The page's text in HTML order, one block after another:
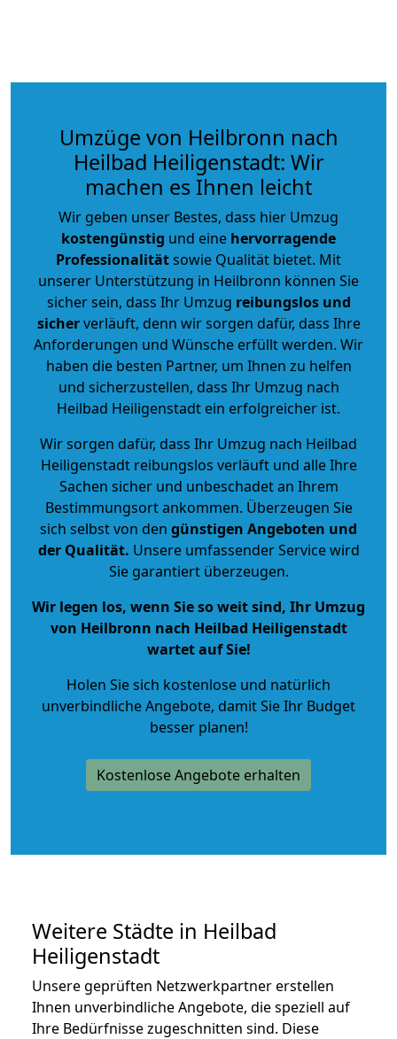
Umzüge von Heilbronn nach
Heilbad Heiligenstadt: Wir
machen es Ihnen leicht
Wir geben unser Bestes, dass hier Umzug
kostengünstig und eine hervorragende
Professionalitätsowie Qualität bietet. Mit
unserer Unterstützung in Heilbronn können Sie
sicher sein, dass Ihr Umzug reibungslos und
sicherverläuft, denn wir sorgen dafür, dass Ihre
Anforderungen und Wünsche erfüllt werden. Wir
haben die besten Partner, um Ihnen zu helfen
und sicherzustellen, dass Ihr Umzug nach
Heilbad Heiligenstadt ein erfolgreicher ist.
Wir sorgen dafür, dass Ihr Umzug nach Heilbad
Heiligenstadt reibungslos verläuft und alle Ihre
Sachen sicher und unbeschadet an Ihrem
Bestimmungsort ankommen. Überzeugen Sie
sich selbst von den günstigen Angeboten und
der Qualität. Unsere umfassender Service wird
Sie garantiert überzeugen.
Wir legen los, wenn Sie so weit sind, Ihr Umzug
von Heilbronn nach Heilbad Heiligenstadt
wartet auf Sie!
Holen Sie sich kostenlose und natürlich
unverbindliche Angebote, damit Sie Ihr Budget
besser planen!
Kostenlose Angebote erhalten
Weitere Städte in Heilbad
Heiligenstadt
Unsere geprüften Netzwerkpartner erstellen
Ihnen unverbindliche Angebote, die speziell auf
Ihre Bedürfnisse zugeschnitten sind. Diese